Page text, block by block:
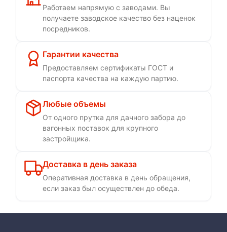
Работаем напрямую с заводами. Вы
получаете заводское качество без наценок
посредников.
Гарантии качества
Предоставляем сертификаты ГОСТ и
паспорта качества на каждую партию.
Любые объемы
От одного прутка для дачного забора до
вагонных поставок для крупного
застройщика.
Доставка в день заказа
Оперативная доставка в день обращения,
если заказ был осуществлен до обеда.